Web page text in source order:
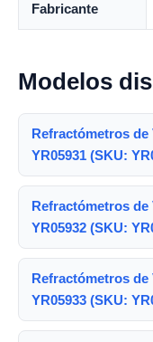
Fabricante
Modelos
Refractómetros de
YR05931 (SKU:
Refractómetros de
YR05932 (SKU:
Refractómetros de
YR05933 (SKU: